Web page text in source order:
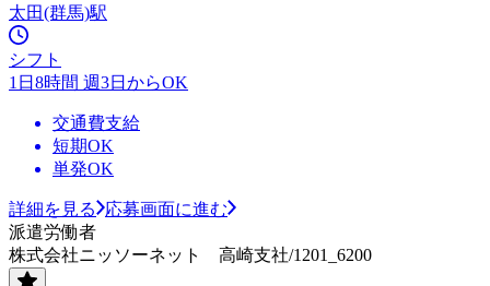
太田(群馬)駅
シフト
1日8時間 週3日からOK
交通費支給
短期OK
単発OK
詳細を見る
応募画面に進む
派遣労働者
株式会社ニッソーネット 高崎支社/1201_6200